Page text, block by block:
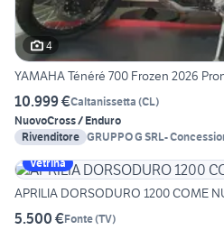
4
YAMAHA Ténéré 700 Frozen 2026
10.999 €Caltanissetta (CL)
NuovoCross / Enduro
Rivenditore GRUPPO G SRL-
Vetrina
APRILIA DORSODURO 1200 COME
5.500 €Fonte(TV)